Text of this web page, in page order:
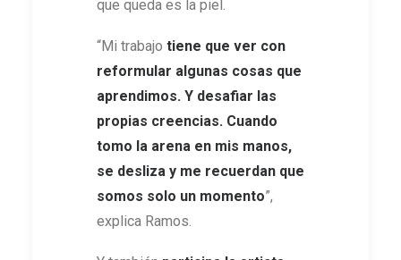
que queda es la piel.
“Mi trabajo tiene que ver con
reformular algunas cosas que
aprendimos. Y desafiar las
propias creencias. Cuando
tomo la arena en mis manos,
se desliza y me recuerdan que
somos solo un momento”,
explica Ramos.